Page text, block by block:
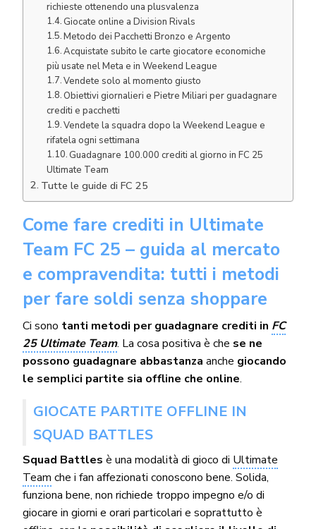
richieste ottenendo una plusvalenza
Giocate online a Division Rivals
Metodo dei Pacchetti Bronzo e Argento
Acquistate subito le carte giocatore economiche
più usate nel Meta e in Weekend League
Vendete solo al momento giusto
Obiettivi giornalieri e Pietre Miliari per guadagnare
crediti e pacchetti
Vendete la squadra dopo la Weekend League e
rifatela ogni settimana
Guadagnare 100.000 crediti al giorno in FC 25
Ultimate Team
Tutte le guide di FC 25
Come fare crediti in Ultimate
Team FC 25 – guida al mercato
e compravendita: tutti i metodi
per fare soldi senza shoppare
Ci sono tanti metodi per guadagnare crediti in FC
25 Ultimate Team. La cosa positiva è che se ne
possono guadagnare abbastanza anche giocando
le semplici partite sia offline che online.
GIOCATE PARTITE OFFLINE IN
SQUAD BATTLES
Squad Battles è una modalità di gioco di Ultimate
Team che i fan affezionati conoscono bene. Solida,
funziona bene, non richiede troppo impegno e/o di
giocare in giorni e orari particolari e soprattutto è